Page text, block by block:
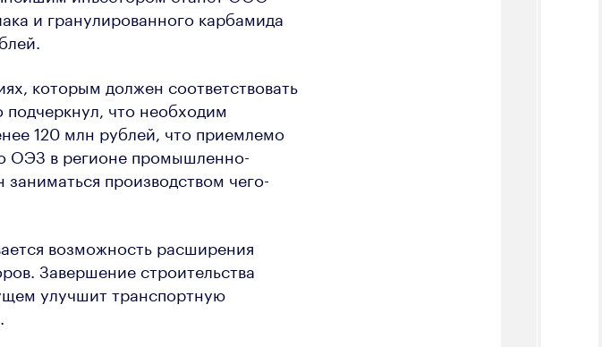
и гранулированного карбамида
которым должен соответствовать
что необходим
120 млн рублей, что приемлемо
ОЭЗ в регионе промышленно-
производством чего-
возможность расширения
Завершение строительства
улучшит транспортную